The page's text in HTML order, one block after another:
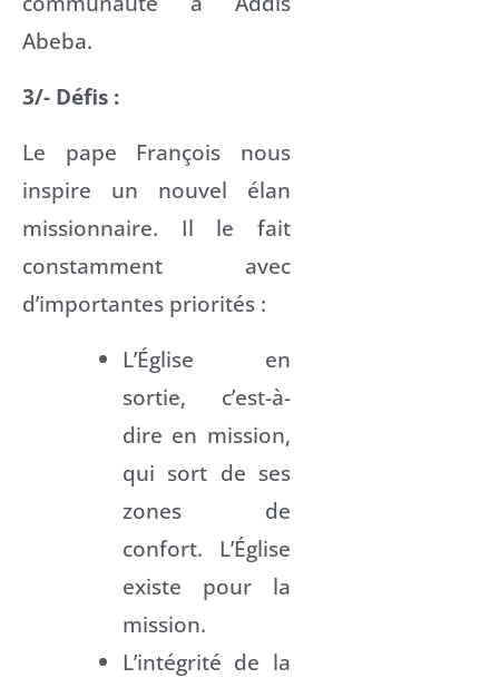
Abeba.
3/- Défis :
Le pape François nous
inspire un nouvel élan
missionnaire. Il le fait
constamment avec
d’importantes priorités :
L’Église en
sortie, c’est-à-
dire en mission,
qui sort de ses
zones de
confort. L’Église
existe pour la
mission.
L’intégrité de la